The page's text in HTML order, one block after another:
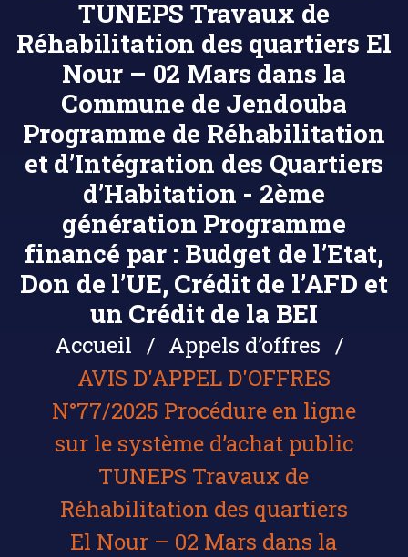
TUNEPS Travaux de
Réhabilitation des quartiers El
Nour – 02 Mars dans la
Commune de Jendouba
Programme de Réhabilitation
et d’Intégration des Quartiers
d’Habitation - 2ème
génération Programme
financé par : Budget de l’Etat,
Don de l’UE, Crédit de l’AFD et
un Crédit de la BEI
Accueil
Appels d’offres
AVIS D'APPEL D'OFFRES
N°77/2025 Procédure en ligne
sur le système d’achat public
TUNEPS Travaux de
Réhabilitation des quartiers
El Nour – 02 Mars dans la